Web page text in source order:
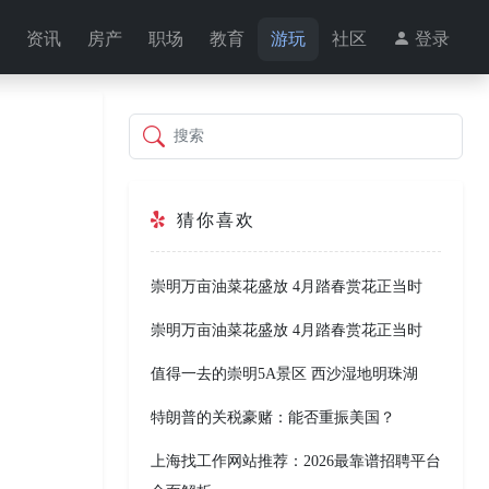
资讯 房产 职场 教育 游玩 社区 登录
搜索
猜你喜欢
崇明万亩油菜花盛放 4月踏春赏花正当时
崇明万亩油菜花盛放 4月踏春赏花正当时
值得一去的崇明5A景区 西沙湿地明珠湖
特朗普的关税豪赌：能否重振美国？
上海找工作网站推荐：2026最靠谱招聘平台